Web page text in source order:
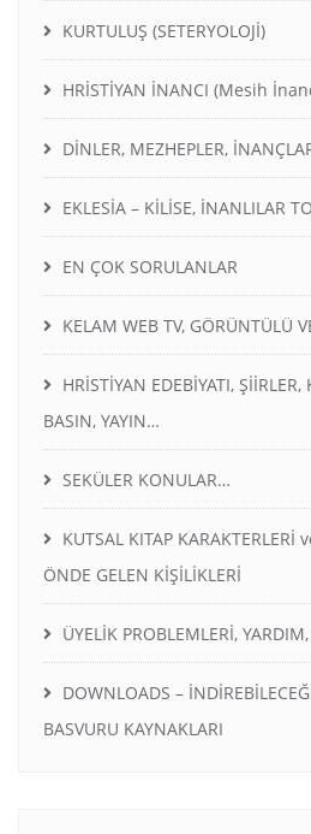
KURTULUŞ (SETERYOLOJİ)
HRİSTİYAN İNANCI (Mesih
DİNLER, MEZHEPLER,
EKLESİA – KİLİSE, İNANLILAR
EN ÇOK SORULANLAR
KELAM WEB TV, GÖRÜNTÜLÜ
HRİSTİYAN EDEBİYATI, ŞİİRLER,
BASIN, YAYIN…
SEKÜLER KONULAR…
KUTSAL KITAP KARAKTERLERİ
ÖNDE GELEN KİŞİLİKLERİ
ÜYELİK PROBLEMLERİ,
DOWNLOADS –
BASVURU KAYNAKLARI